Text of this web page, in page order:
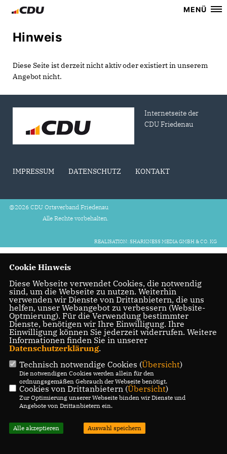
MENÜ
Hinweis
Diese Seite ist derzeit nicht aktiv oder existiert in unserem
Angebot nicht.
Internetseite der
CDU Friedenau
IMPRESSUM DATENSCHUTZ KONTAKT
@2026 CDU Ortsverband Friedenau
Alle Rechte vorbehalten.
REALISATION: SHARKNESS MEDIA GMBH & CO. KG
Cookie Hinweis
Diese Webseite verwendet Cookies, die notwendig
sind, um die Webseite zu nutzen. Weiterhin
verwenden wir Dienste von Drittanbietern, die uns
helfen, unser Webangebot zu verbessern (Website-
Optmierung). Für die Verwendung bestimmter
Dienste, benötigen wir Ihre Einwilligung. Ihre
Einwilligung können Sie jederzeit widerrufen. Weitere
Informationen finden Sie in unserer
Datenschutzerklärung.
Technisch notwendige Cookies (Übersicht)
Die notwendigen Cookies werden allein für den
ordnungsgemäßen Gebrauch der Webseite benötigt.
Cookies von Drittanbietern (Übersicht)
Zur Optimierung unserer Webseite binden wir Dienste und
Angebote von Drittanbietern ein.
Alle akzeptieren Auswahl speichern